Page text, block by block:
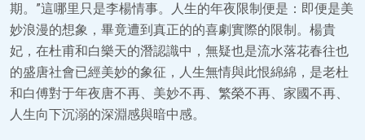
期。”這哪里只是李楊情事。人生的年夜限制便是：即便是美
妙浪漫的想象，畢竟遭到真正的的喜劇實際的限制。楊貴
妃，在杜甫和白樂天的潛認識中，無疑也是流水落花春往也
的盛唐社會已經美妙的象征，人生無情與此恨綿綿，是老杜
和白傅對于年夜唐不再、美妙不再、繁榮不再、家國不再、
人生向下沉溺的深淵感與暗中感。